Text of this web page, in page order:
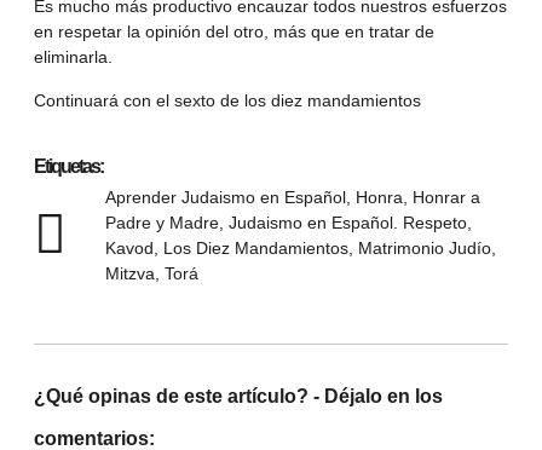
Es mucho más productivo encauzar todos nuestros esfuerzos
en respetar la opinión del otro, más que en tratar de
eliminarla.
Continuará con el sexto de los diez mandamientos
Etiquetas:
Aprender Judaismo en Español Honra
Honrar a
Padre y Madre Judaismo en Español. Respeto
Kavod
Los Diez Mandamientos Matrimonio Judío
Mitzva Torá
¿Qué opinas de este artículo? - Déjalo en los
comentarios: